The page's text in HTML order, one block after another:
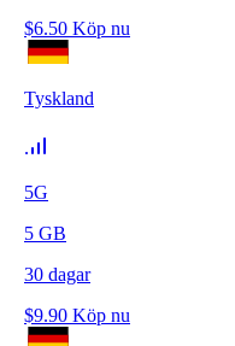
$6.50 Köp nu
Tyskland
5G
5 GB
30 dagar
$9.90 Köp nu